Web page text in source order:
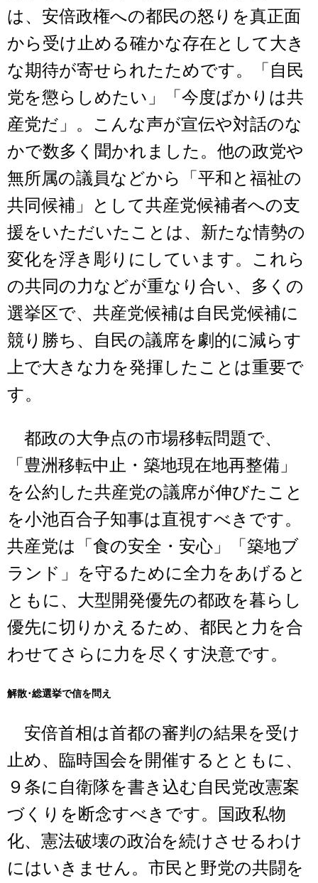
は、安倍政権への都民の怒りを真正面
から受け止める確かな存在として大き
な期待が寄せられたためです。「自民
党を懲らしめたい」「今度ばかりは共
産党だ」。こんな声が宣伝や対話のな
かで数多く聞かれました。他の政党や
無所属の議員などから「平和と福祉の
共同候補」として共産党候補者への支
援をいただいたことは、新たな情勢の
変化を浮き彫りにしています。これら
の共同の力などが重なり合い、多くの
選挙区で、共産党候補は自民党候補に
競り勝ち、自民の議席を劇的に減らす
上で大きな力を発揮したことは重要で
す。
都政の大争点の市場移転問題で、
「豊洲移転中止・築地現在地再整備」
を公約した共産党の議席が伸びたこと
を小池百合子知事は直視すべきです。
共産党は「食の安全・安心」「築地ブ
ランド」を守るために全力をあげると
ともに、大型開発優先の都政を暮らし
優先に切りかえるため、都民と力を合
わせてさらに力を尽くす決意です。
解散･総選挙で信を問え
安倍首相は首都の審判の結果を受け
止め、臨時国会を開催するとともに、
９条に自衛隊を書き込む自民党改憲案
づくりを断念すべきです。国政私物
化、憲法破壊の政治を続けさせるわけ
にはいきません。市民と野党の共闘を